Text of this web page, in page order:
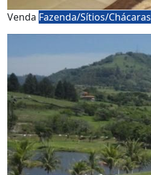
Venda Fazenda/Sítios/Chácaras